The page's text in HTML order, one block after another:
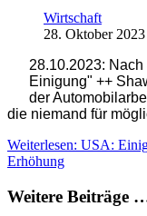
Wirtschaft
28. Oktober 2023
28.10.2023:
Einigung" ++
der
die niemand für
Weiterlesen: USA:
Erhöhung
Weitere Beiträge